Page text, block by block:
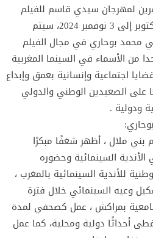
لمهرجان سيدي قاسم للفيلم
القصير، الذي سيُقام من 31 أكتوبر إلى 3 نوفمبر 2024، سيتم
محمد بوحاري في مجال الفيلم
من الأسماء في السينما المغربية
اجتماعية وإنسانية بعمق وإبداع
على الصعيدين الوطني والدولي
ودولية .
بني ملال ، أظهر شغفًا مبكرًا
السينمائية وحضوره
للأندية السينمائية بالمغرب ،
وعيه السينمائي خلال فترة
بمراكش ، عمل كصحفي لمدة
أحداثًا دولية ومحلية، كما عمل